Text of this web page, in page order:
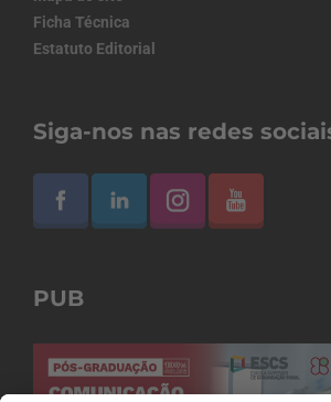
Ficha Técnica
Estatuto Editorial
Siga-nos nas redes
PUB